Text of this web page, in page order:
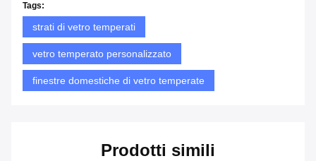
Tags:
strati di vetro temperati
vetro temperato personalizzato
finestre domestiche di vetro temperate
Prodotti simili